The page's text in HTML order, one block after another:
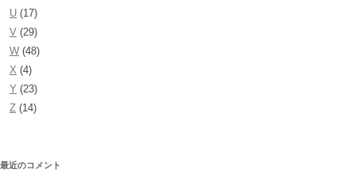
U (17)
V (29)
W (48)
X (4)
Y (23)
Z (14)
最近のコメント